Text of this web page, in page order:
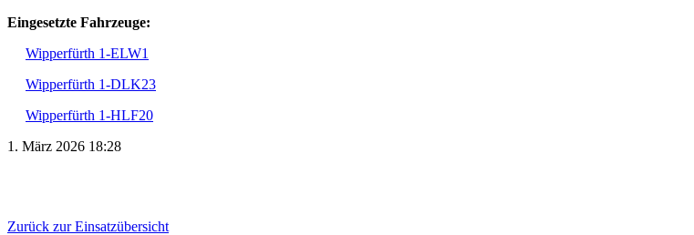
Eingesetzte Fahrzeuge:
Wipperfürth 1-ELW1
Wipperfürth 1-DLK23
Wipperfürth 1-HLF20
1. März 2026 18:28
Zurück zur Einsatzübersicht